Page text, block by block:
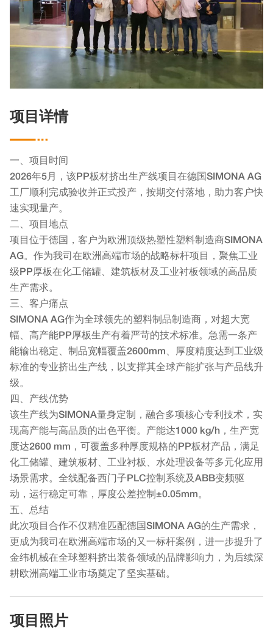
项目详情
一、项目时间
2026年5月，该PP板材挤出生产线项目在德国SIMONA AG
工厂顺利完成验收并正式投产，按期交付落地，助力客户快
速实现量产。
二、项目地点
项目位于德国，客户为欧洲顶级热塑性塑料制造商SIMONA
AG。作为我司在欧洲高端市场的战略标杆项目，聚焦工业
级PP厚板在化工储罐、建筑板材及工业衬板领域的高品质
生产需求。
三、客户痛点
SIMONA AG作为全球领先的塑料制品制造商，对超大宽
幅、高产能PP厚板生产有着严苛的技术标准。急需一条产
能输出稳定、制品宽幅覆盖2600mm、厚度精度达到工业级
标准的专业挤出生产线，以支撑其全球产能扩张与产品线升
级。
四、产线优势
该生产线为SIMONA量身定制，融合多项核心专利技术，实
现高产能与高品质的出色平衡。产能达1000 kg/h，生产宽
度达2600 mm，可覆盖多种厚度规格的PP板材产品，满足
化工储罐、建筑板材、工业衬板、水处理设备等多元化应用
场景需求。全线配备西门子PLC控制系统及ABB变频驱
动，运行稳定可靠，厚度公差控制±0.05mm。
五、总结
此次项目合作不仅精准匹配德国SIMONA AG的生产需求，
更成为我司在欧洲高端市场的又一标杆案例，进一步提升了
金纬机械在全球塑料挤出装备领域的品牌影响力，为后续深
耕欧洲高端工业市场奠定了坚实基础。
项目照片